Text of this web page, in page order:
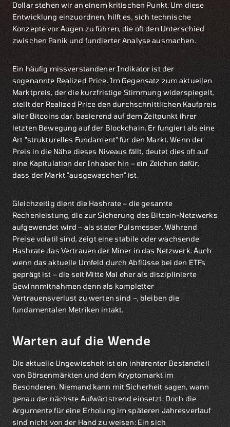
Dollar stehen wir an einem kritischen Punkt. Um diese
Entwicklung einzuordnen, hilft es, sich technische
Konzepte vor Augen zu führen, die oft den Unterschied
zwischen Panik und fundierter Analyse ausmachen.
Ein häufig missverstandener Indikator ist der
sogenannte Realized Price. Im Gegensatz zum aktuellen
Marktpreis, der die kurzfristige Stimmung widerspiegelt,
stellt der Realized Price den durchschnittlichen Kaufpreis
aller Bitcoins dar, basierend auf dem Zeitpunkt ihrer
letzten Bewegung auf der Blockchain. Er fungiert als eine
Art "strukturelles Fundament" für den Markt. Wenn der
Preis in die Nähe dieses Niveaus fällt, deutet dies oft auf
eine Kapitulation der Inhaber hin – ein Zeichen dafür,
dass der Markt "ausgewaschen" ist.
Gleichzeitig dient die Hashrate – die gesamte
Rechenleistung, die zur Sicherung des Bitcoin-Netzwerks
aufgewendet wird – als steter Pulsmesser. Während
Preise volatil sind, zeigt eine stabile oder wachsende
Hashrate das Vertrauen der Miner in das Netzwerk. Auch
wenn das aktuelle Umfeld durch Abflüsse bei den ETFs
geprägt ist – die seit Mitte Mai eher als disziplinierte
Gewinnmitnahmen denn als kompletter
Vertrauensverlust zu werten sind –, bleiben die
fundamentalen Metriken intakt.
Warten auf die Wende
Die aktuelle Ungewissheit ist ein inhärenter Bestandteil
von Börsenmärkten und dem Kryptomarkt im
Besonderen. Niemand kann mit Sicherheit sagen, wann
genau der nächste Aufwärtstrend einsetzt. Doch die
Argumente für eine Erholung im späteren Jahresverlauf
sind nicht von der Hand zu weisen: Ein sich